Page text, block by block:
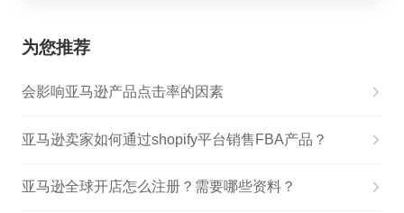
为您推荐
会影响亚马逊产品点击率的因素
亚马逊卖家如何通过shopify平台销售FBA产品？
亚马逊全球开店怎么注册？需要哪些资料？